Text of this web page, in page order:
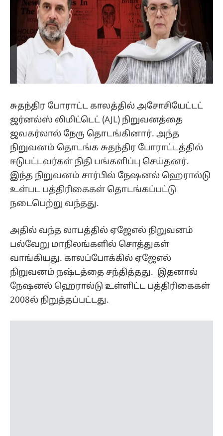
சுதந்திர போராட்ட காலத்தில் அசோசியேட்டட்
ஜர்னல்ஸ் லிமிட்டெட் (AJL) நிறுவனத்தை
ஜவகர்லால் நேரு தொடங்கினார். அந்த
நிறுவனம் தொடங்க சுதந்திர போராட்டத்தில்
ஈடுபட்டவர்கள் நிதி பங்களிப்பு செய்தனர்.
இந்த நிறுவனம் சார்பில் நேஷனல் ஹெரால்டு
உள்பட பத்திரிகைகள் தொடங்கப்பட்டு
நடைபெற்று வந்தது.
அதில் வந்த லாபத்தில் ஏஜேஎல் நிறுவனம்
பல்வேறு மாநிலங்களில் சொத்துகள்
வாங்கியது. காலப்போக்கில் ஏஜேஎல்
நிறுவனம் நஷ்டத்தை சந்தித்தது. இதனால்
நேஷனல் ஹெரால்டு உள்ளிட்ட பத்திரிகைகள்
2008ல் நிறுத்தப்பட்டது.